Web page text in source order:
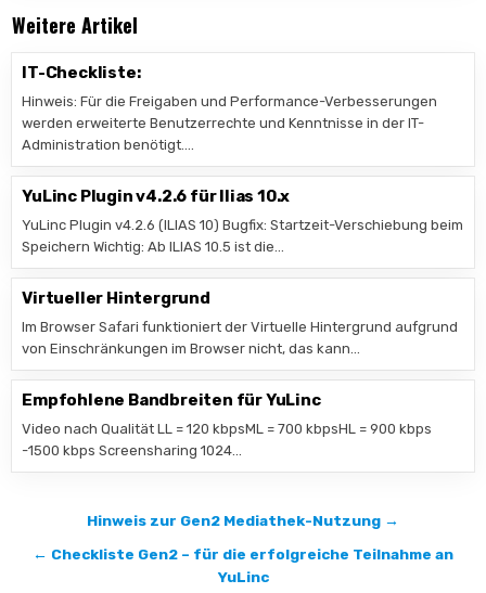
Weitere Artikel
IT-Checkliste:
Hinweis: Für die Freigaben und Performance-Verbesserungen
werden erweiterte Benutzerrechte und Kenntnisse in der IT-
Administration benötigt….
YuLinc Plugin v4.2.6 für Ilias 10.x
YuLinc Plugin v4.2.6 (ILIAS 10) Bugfix: Startzeit-Verschiebung beim
Speichern Wichtig: Ab ILIAS 10.5 ist die…
Virtueller Hintergrund
Im Browser Safari funktioniert der Virtuelle Hintergrund aufgrund
von Einschränkungen im Browser nicht, das kann…
Empfohlene Bandbreiten für YuLinc
Video nach Qualität LL = 120 kbpsML = 700 kbpsHL = 900 kbps
-1500 kbps Screensharing 1024…
Beitragsnavigation
Hinweis zur Gen2 Mediathek-Nutzung →
← Checkliste Gen2 – für die erfolgreiche Teilnahme an
YuLinc